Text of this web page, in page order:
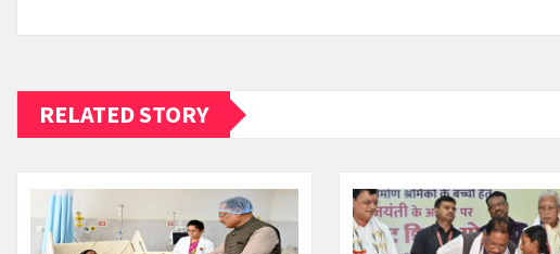
RELATED STORY